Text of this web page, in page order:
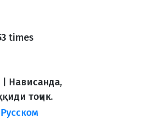
times
Нависанда,
тоҷик.